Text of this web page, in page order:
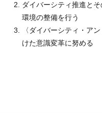
ダイバーシティ推進と
環境の整備を行う
〈ダイバーシティ・ア
けた意識変革に努める